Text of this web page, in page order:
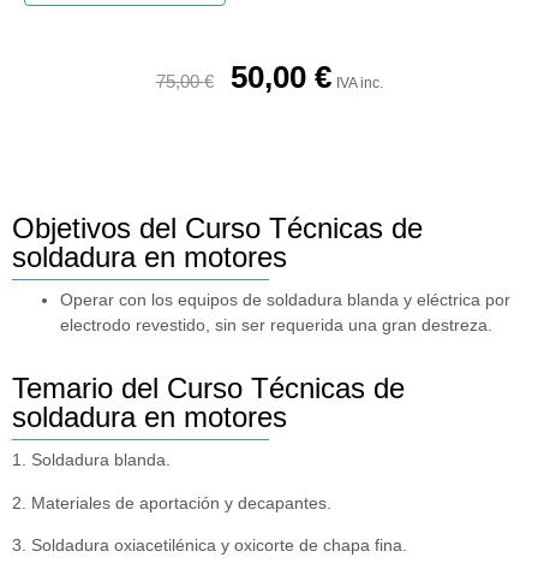
75,00€ 50,00 € IVA inc.
Objetivos del Curso Técnicas de
soldadura en motores
Operar con los equipos de soldadura blanda y eléctrica por
electrodo revestido, sin ser requerida una gran destreza.
Temario del Curso Técnicas de
soldadura en motores
1. Soldadura blanda.
2. Materiales de aportación y decapantes.
3. Soldadura oxiacetilénica y oxicorte de chapa fina.